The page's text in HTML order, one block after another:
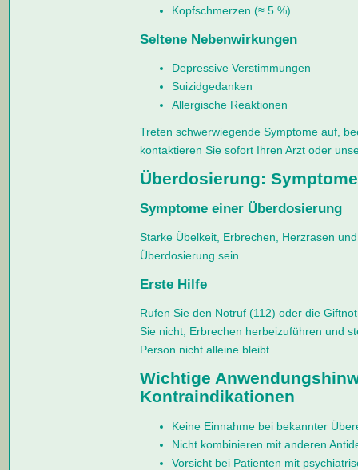
Kopfschmerzen (≈ 5 %)
Seltene Nebenwirkungen
Depressive Verstimmungen
Suizidgedanken
Allergische Reaktionen
Treten schwerwiegende Symptome auf,
kontaktieren Sie sofort Ihren Arzt oder
Überdosierung:
Symptome einer Überdosierung
Starke Übelkeit, Erbrechen, Herzrasen
Überdosierung sein.
Erste Hilfe
Rufen Sie den Notruf (112) oder die
Sie nicht, Erbrechen herbeizuführen und
Person nicht alleine bleibt.
Wichtige
Kontraindikationen
Keine Einnahme bei bekannter
Nicht kombinieren mit anderen
Vorsicht bei Patienten mit